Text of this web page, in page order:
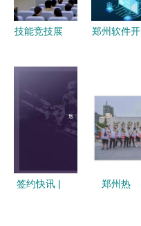
技能竞技展
创新谱新篇
——我校成
功举办
程序设计员
郑州软件开
数字化转型
的可靠伙伴
签约快讯 |
郑州热